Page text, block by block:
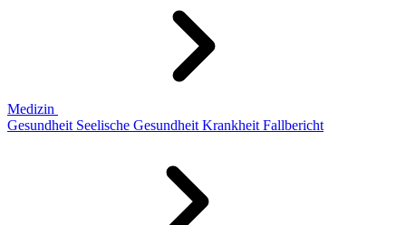
Medizin
Gesundheit Seelische Gesundheit Krankheit Fallbericht